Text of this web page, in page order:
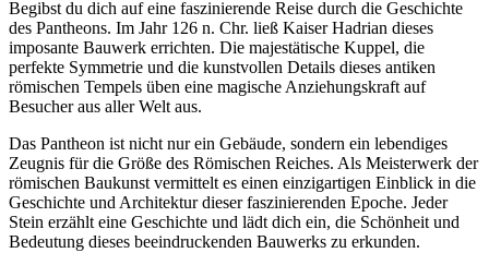
Begibst du dich auf eine faszinierende Reise durch die Geschichte
des Pantheons. Im Jahr 126 n. Chr. ließ Kaiser Hadrian dieses
imposante Bauwerk errichten. Die majestätische Kuppel, die
perfekte Symmetrie und die kunstvollen Details dieses antiken
römischen Tempels üben eine magische Anziehungskraft auf
Besucher aus aller Welt aus.
Das Pantheon ist nicht nur ein Gebäude, sondern ein lebendiges
Zeugnis für die Größe des Römischen Reiches. Als Meisterwerk der
römischen Baukunst vermittelt es einen einzigartigen Einblick in die
Geschichte und Architektur dieser faszinierenden Epoche. Jeder
Stein erzählt eine Geschichte und lädt dich ein, die Schönheit und
Bedeutung dieses beeindruckenden Bauwerks zu erkunden.